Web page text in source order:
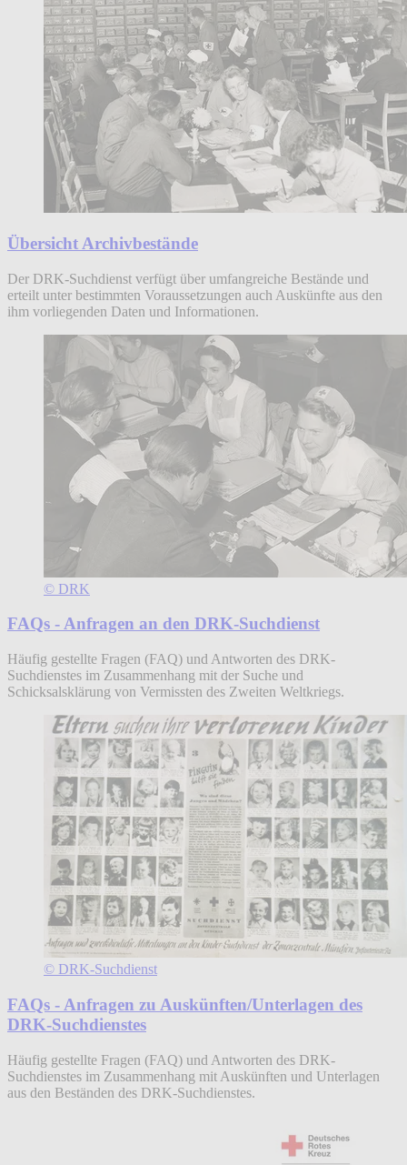
Übersicht Archivbestände
Der DRK-Suchdienst verfügt über umfangreiche Bestände und
erteilt unter bestimmten Voraussetzungen auch Auskünfte aus den
ihm vorliegenden Daten und Informationen.
© DRK
FAQs - Anfragen an den DRK-Suchdienst
Häufig gestellte Fragen (FAQ) und Antworten des DRK-
Suchdienstes im Zusammenhang mit der Suche und
Schicksalsklärung von Vermissten des Zweiten Weltkriegs.
© DRK-Suchdienst
FAQs - Anfragen zu Auskünften/Unterlagen des
DRK-Suchdienstes
Häufig gestellte Fragen (FAQ) und Antworten des DRK-
Suchdienstes im Zusammenhang mit Auskünften und Unterlagen
aus den Beständen des DRK-Suchdienstes.